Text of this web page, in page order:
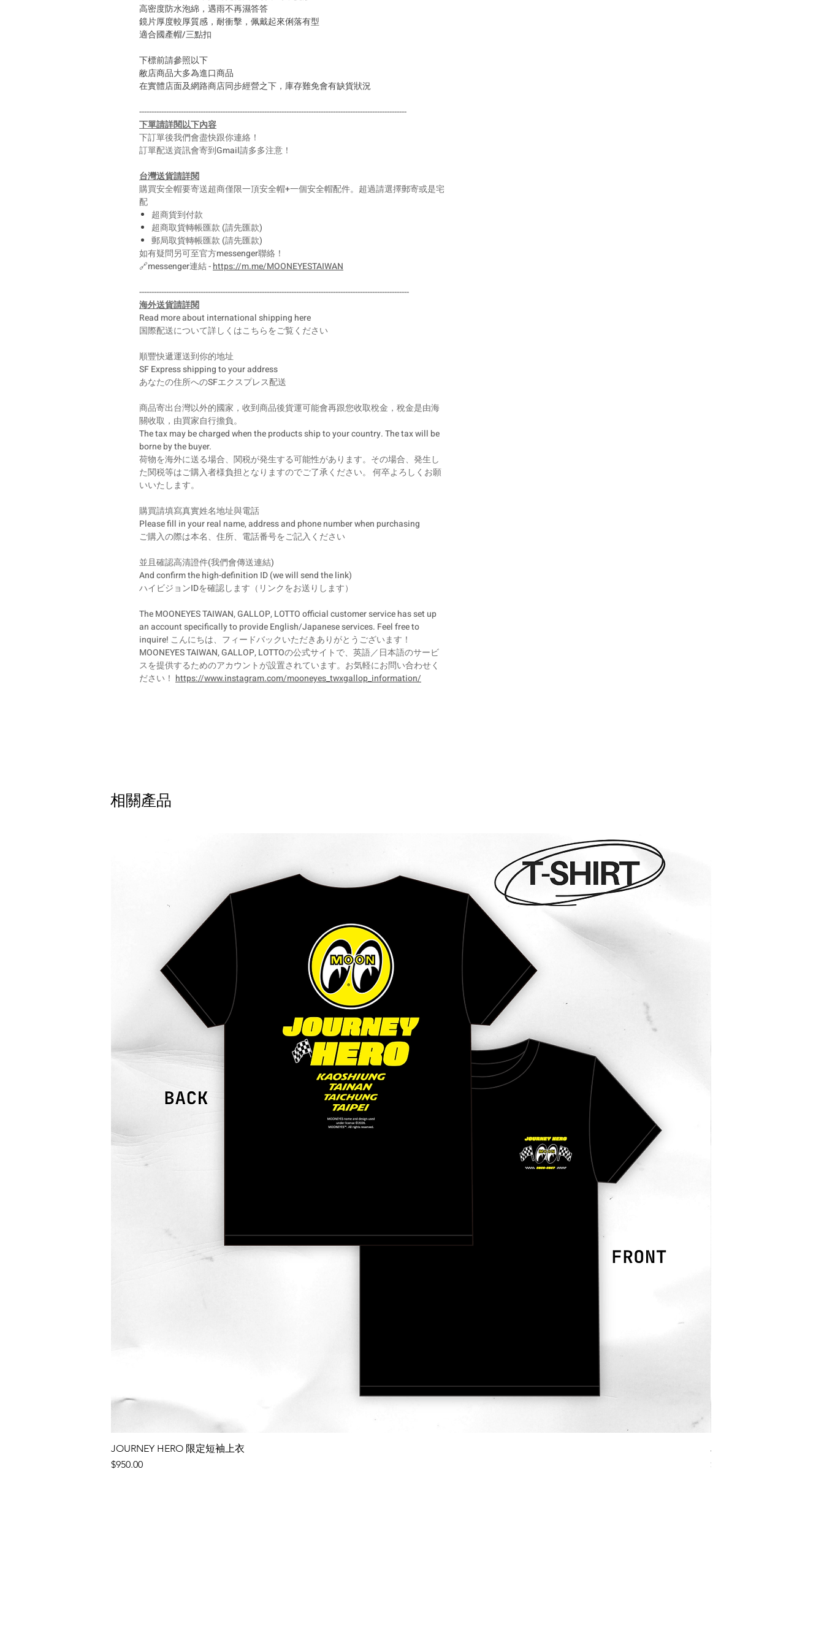
高密度防水泡綿，遇雨不再濕答答
鏡片厚度較厚質感，耐衝擊，佩戴起來俐落有型
適合國產帽/三點扣
下標前請參照以下
敝店商品大多為進口商品
在實體店面及網路商店同步經營之下，庫存難免會有缺貨狀況
-------------------------------------------------------------------------------------------------------------
下單請詳閱以下內容
下訂單後我們會盡快跟你連絡！
訂單配送資訊會寄到Gmail請多多注意！
台灣送貨請詳閱
購買安全帽要寄送超商僅限一頂安全帽+一個安全帽配件。超過請選擇郵寄或是宅
配
超商貨到付款
超商取貨轉帳匯款 (請先匯款)
郵局取貨轉帳匯款 (請先匯款)
如有疑問另可至官方messenger聯絡！
🔗messenger連結 -https://m.me/MOONEYESTAIWAN
--------------------------------------------------------------------------------------------------------------
海外送貨請詳閱
Read more about international shipping here
国際配送について詳しくはこちらをご覧ください
順豐快遞運送到你的地址
SF Express shipping to your address
あなたの住所へのSFエクスプレス配送
商品寄出台灣以外的國家，收到商品後貨運可能會再跟您收取稅金，稅金是由海
關收取，由買家自行擔負。
The tax may be charged when the products ship to your country. The tax will be
borne by the buyer.
荷物を海外に送る場合、関税が発生する可能性があります。その場合、発生し
た関税等はご購入者様負担となりますのでご了承ください。 何卒よろしくお願
いいたします。
購買請填寫真實姓名地址與電話
Please fill in your real name, address and phone number when purchasing
ご購入の際は本名、住所、電話番号をご記入ください
並且確認高清證件(我們會傳送連結)
And confirm the high-definition ID (we will send the link)
ハイビジョンIDを確認します（リンクをお送りします）
The MOONEYES TAIWAN, GALLOP, LOTTO official customer service has set up
an account specifically to provide English/Japanese services. Feel free to
inquire! こんにちは、フィードバックいただきありがとうございます！
MOONEYES TAIWAN, GALLOP, LOTTOの公式サイトで、英語／日本語のサービ
スを提供するためのアカウントが設置されています。お気軽にお問い合わせく
ださい！ https://www.instagram.com/mooneyes_twxgallop_information/
相關產品
JOURNEY HERO 限定短袖上衣
價格
$950.00
JOURNEY HERO 限定行
價格
$380.00